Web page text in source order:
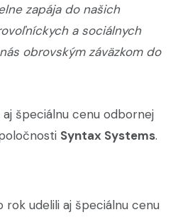
zapája do našich
a sociálnych
obrovským záväzkom do
špeciálnu cenu odbornej
Syntax Systems.
udelili aj špeciálnu cenu